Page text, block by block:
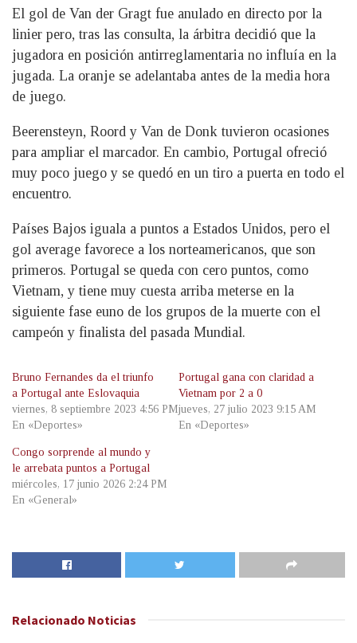
El gol de Van der Gragt fue anulado en directo por la
linier pero, tras las consulta, la árbitra decidió que la
jugadora en posición antirreglamentaria no influía en la
jugada. La oranje se adelantaba antes de la media hora
de juego.
Beerensteyn, Roord y Van de Donk tuvieron ocasiones
para ampliar el marcador. En cambio, Portugal ofreció
muy poco juego y se quedó en un tiro a puerta en todo el
encuentro.
Países Bajos iguala a puntos a Estados Unidos, pero el
gol average favorece a los norteamericanos, que son
primeros. Portugal se queda con cero puntos, como
Vietnam, y tiene muy cuesta arriba meterse en la
siguiente fase euno de los grupos de la muerte con el
campeón y finalista del pasada Mundial.
Bruno Fernandes da el triunfo
a Portugal ante Eslovaquia
viernes, 8 septiembre 2023 4:56 PM
En «Deportes»
Portugal gana con claridad a
Vietnam por 2 a 0
jueves, 27 julio 2023 9:15 AM
En «Deportes»
Congo sorprende al mundo y
le arrebata puntos a Portugal
miércoles, 17 junio 2026 2:24 PM
En «General»
Relacionado Noticias